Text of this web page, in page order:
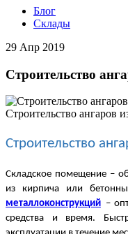
Блог
Склады
29 Апр 2019
Строительство
Строительство
Складское помещение –
из кирпича или
металлоконструкций –
средства и время.